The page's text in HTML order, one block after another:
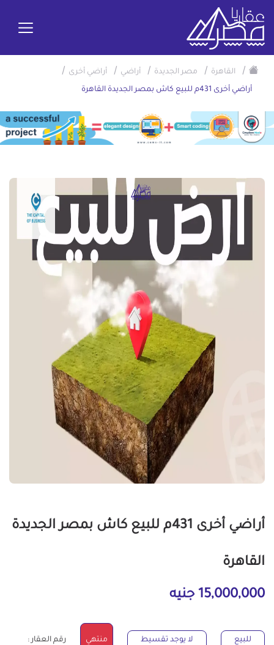
/ القاهرة / مصر الجديدة / أراضي / أراضي أخرى /
أراضي أخرى 431م للبيع كاش بمصر الجديدة القاهرة
أراضي أخرى 431م للبيع كاش بمصر الجديدة
القاهرة
15,000,000 جنيه
للبيع لا يوجد تقسيط منتهي رقم العقار :